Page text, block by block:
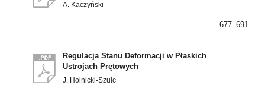
A. Kaczyński
677–691
Regulacja Stanu Deformacji w Płaskich
Ustrojach Prętowych
J. Holnicki-Szulc